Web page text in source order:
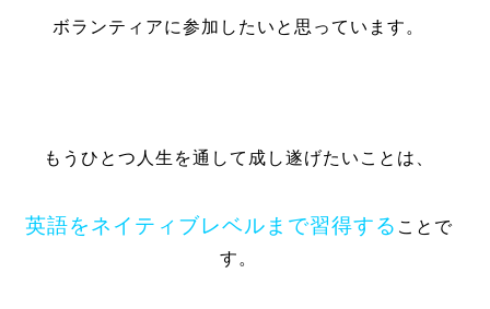
ボランティアに参加したいと思っています。
もうひとつ人生を通して成し遂げたいことは、
英語をネイティブレベルまで習得する ことで
す。